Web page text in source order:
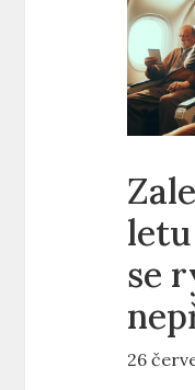
se
26